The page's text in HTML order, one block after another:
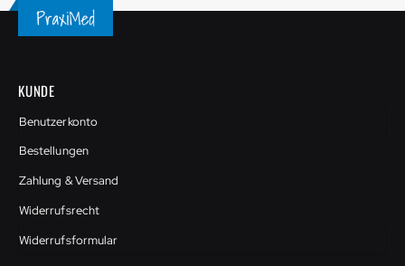
KUNDE
Benutzerkonto
Bestellungen
Zahlung & Versand
Widerrufsrecht
Widerrufsformular